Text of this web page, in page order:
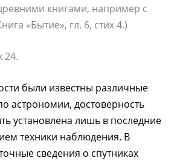
книгами, например с
«Бытие», гл. 6, стих 4.)
24.
были известны различные
астрономии, достоверность
установлена лишь в последние
техники наблюдения. В
сведения о спутниках